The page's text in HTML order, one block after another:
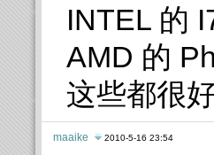
INTEL 的
AMD 的
这些都很
maaike 2010-5-16 23:54